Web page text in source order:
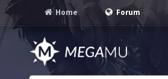
Home Forum